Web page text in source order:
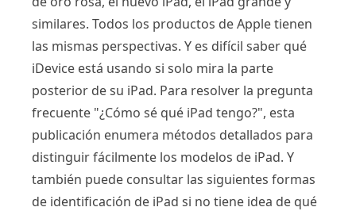
similares. Todos los productos de Apple tienen
las mismas perspectivas. Y es difícil saber qué
iDevice está usando si solo mira la parte
posterior de su iPad. Para resolver la pregunta
frecuente "¿Cómo sé qué iPad tengo?", esta
publicación enumera métodos detallados para
distinguir fácilmente los modelos de iPad. Y
también puede consultar las siguientes formas
de identificación de iPad si no tiene idea de qué